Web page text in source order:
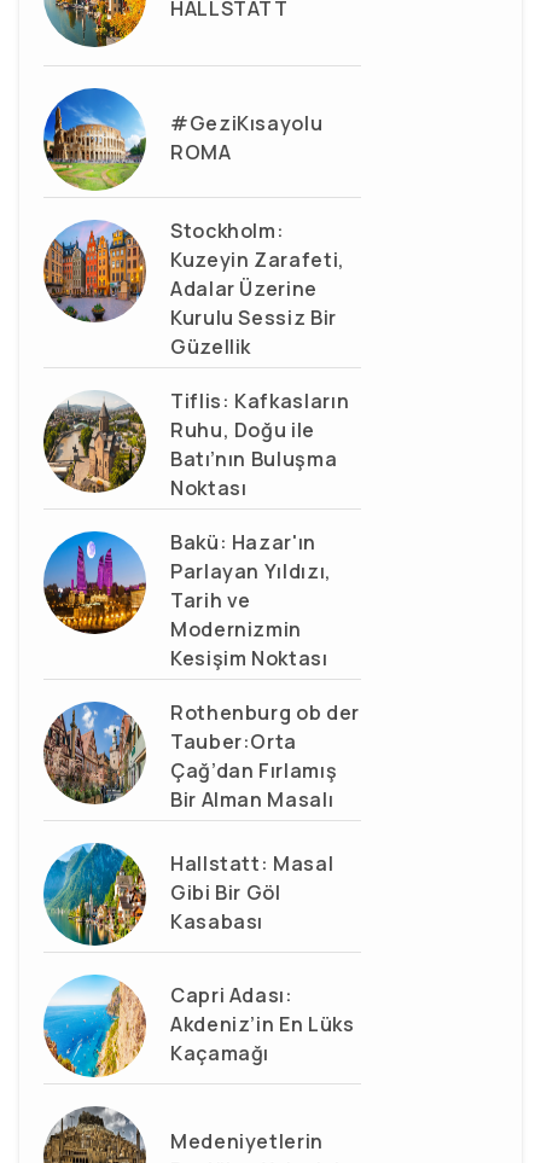
HALLSTATT
#GeziKısayolu
ROMA
Stockholm:
Kuzeyin Zarafeti,
Adalar Üzerine
Kurulu Sessiz Bir
Güzellik
Tiflis: Kafkasların
Ruhu, Doğu ile
Batı’nın Buluşma
Noktası
Bakü: Hazar'ın
Parlayan Yıldızı,
Tarih ve
Modernizmin
Kesişim Noktası
Rothenburg ob der
Tauber:Orta
Çağ’dan Fırlamış
Bir Alman Masalı
Hallstatt: Masal
Gibi Bir Göl
Kasabası
Capri Adası:
Akdeniz’in En Lüks
Kaçamağı
Medeniyetlerin